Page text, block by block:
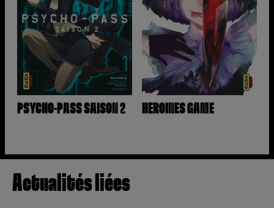
PSYCHO-PASS SAISON 2 HEROINES GAME
Actualités liées